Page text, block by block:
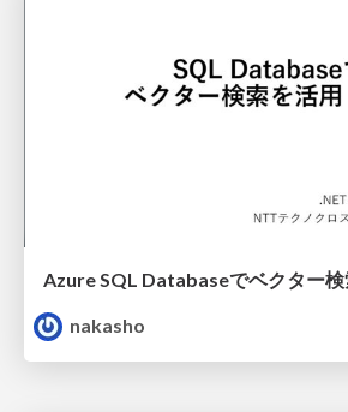
Azure SQL Databaseでベクター検
nakasho